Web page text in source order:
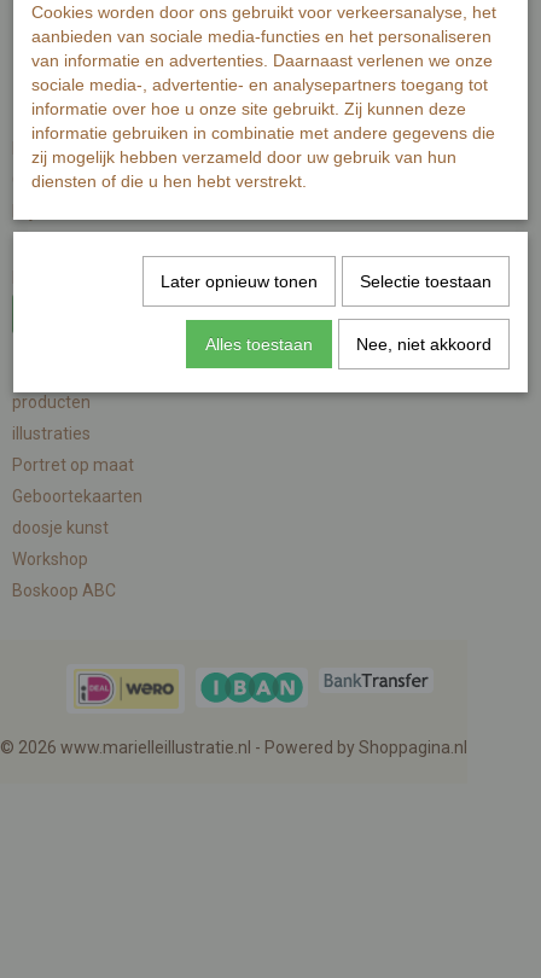
Informatie
home
Contact
producten
illustraties
Portret op maat
Geboortekaarten
doosje kunst
Workshop
Boskoop ABC
© 2026 www.marielleillustratie.nl - Powered by Shoppagina.nl
Cookies worden door ons gebruikt voor verkeersanalyse, het
aanbieden van sociale media-functies en het personaliseren
van informatie en advertenties. Daarnaast verlenen we onze
sociale media-, advertentie- en analysepartners toegang tot
informatie over hoe u onze site gebruikt. Zij kunnen deze
informatie gebruiken in combinatie met andere gegevens die
zij mogelijk hebben verzameld door uw gebruik van hun
diensten of die u hen hebt verstrekt.
Later opnieuw tonen Selectie toestaan
Alles toestaan Nee, niet akkoord